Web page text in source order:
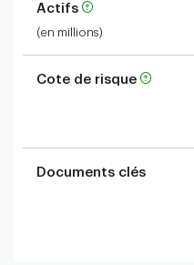
Actifs
(en millions)
Cote de risque
Documents clés